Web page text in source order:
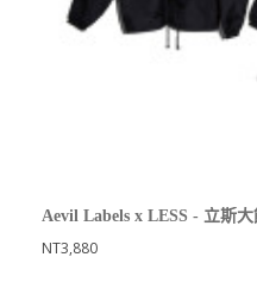
Aevil Labels x LESS - 立斯
NT3,880